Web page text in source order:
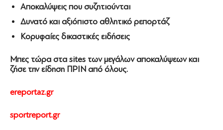
Αποκαλύψεις που συζητιούνται
Δυνατό και αξιόπιστο αθλητικό ρεπορτάζ
Κορυφαίες δικαστικές ειδήσεις
Μπες τώρα στα sites των μεγάλων αποκαλύψεων και
ζήσε την είδηση ΠΡΙΝ από όλους.
ereportaz.gr
sportreport.gr